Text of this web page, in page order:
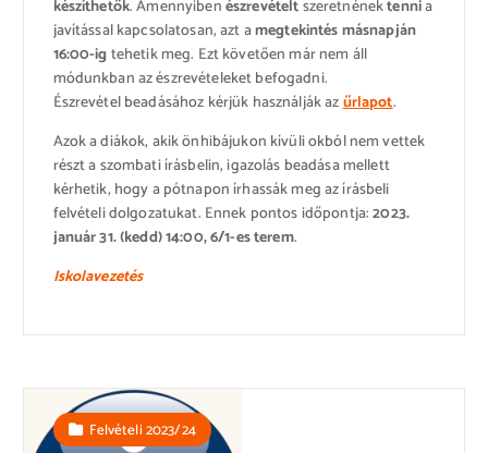
készíthetők. Amennyibenészrevételtszeretnénektennia
javítással kapcsolatosan, azt amegtekintés másnapján
16:00-ig tehetik meg. Ezt követően már nem áll
módunkban az észrevételeket befogadni.
Észrevétel beadásához kérjük használják azűrlapot.
Azok a diákok, akik önhibájukon kívüli okból nem vettek
részt a szombati írásbelin, igazolás beadása mellett
kérhetik, hogy a pótnapon írhassák meg az írásbeli
felvételi dolgozatukat. Ennek pontos időpontja:2023.
január 31. (kedd) 14:00, 6/1-es terem.
Iskolavezetés
Felvételi 2023/24